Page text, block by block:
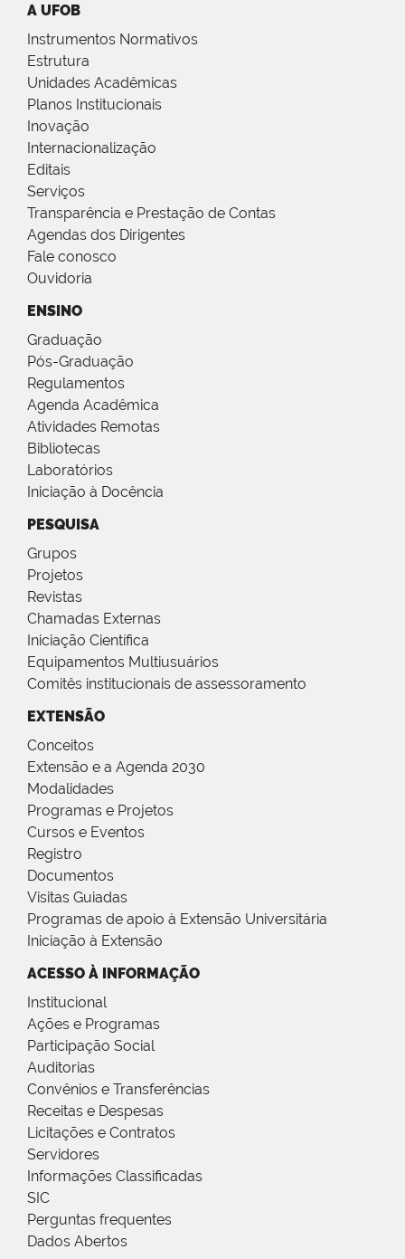
A UFOB
Instrumentos Normativos
Estrutura
Unidades Acadêmicas
Planos Institucionais
Inovação
Internacionalização
Editais
Serviços
Transparência e Prestação de Contas
Agendas dos Dirigentes
Fale conosco
Ouvidoria
ENSINO
Graduação
Pós-Graduação
Regulamentos
Agenda Acadêmica
Atividades Remotas
Bibliotecas
Laboratórios
Iniciação à Docência
PESQUISA
Grupos
Projetos
Revistas
Chamadas Externas
Iniciação Científica
Equipamentos Multiusuários
Comitês institucionais de assessoramento
EXTENSÃO
Conceitos
Extensão e a Agenda 2030
Modalidades
Programas e Projetos
Cursos e Eventos
Registro
Documentos
Visitas Guiadas
Programas de apoio à Extensão Universitária
Iniciação à Extensão
ACESSO À INFORMAÇÃO
Institucional
Ações e Programas
Participação Social
Auditorias
Convênios e Transferências
Receitas e Despesas
Licitações e Contratos
Servidores
Informações Classificadas
SIC
Perguntas frequentes
Dados Abertos